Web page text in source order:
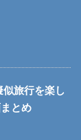
旅行を楽し
とめ